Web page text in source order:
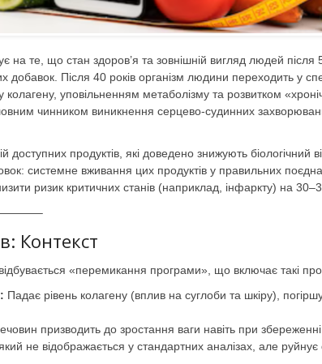
на те, що стан здоров’я та зовнішній вигляд людей після
добавок. Після 40 років організм людини переходить у
уповільненням метаболізму та розвитком
чинником виникнення серцево-судинних
продуктів, які доведено знижують біологічний
системне вживання цих продуктів у правильних
ризик критичних станів (наприклад, інфаркту) на
Контекст
«перемикання програми», що включає такі
Падає рівень колагену (вплив на суглоби та шкіру),
призводить до зростання ваги навіть при збереженні
не відображається у стандартних аналізах, але